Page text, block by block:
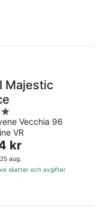
Majestic
Vecchia 96
VR
kr
aug.
skatter och avgifter